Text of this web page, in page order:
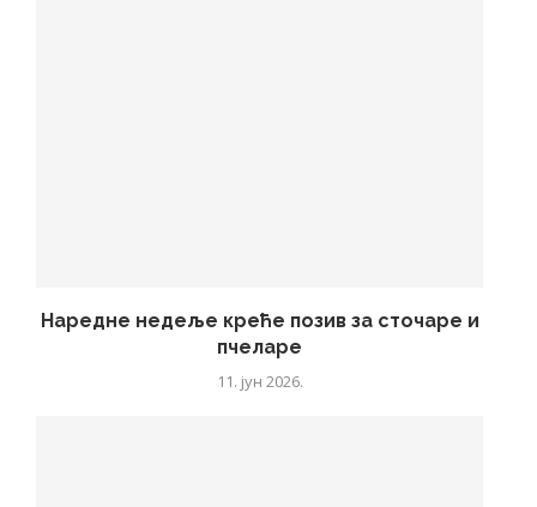
Наредне недеље креће позив за сточаре и
пчеларе
11. јун 2026.